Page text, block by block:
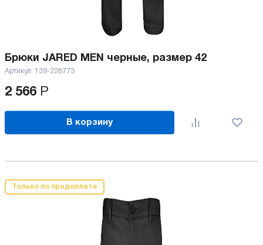
Брюки JARED MEN черные, размер 42
Артикул: 139-228773
2 566 Р
В корзину
Только по предоплате